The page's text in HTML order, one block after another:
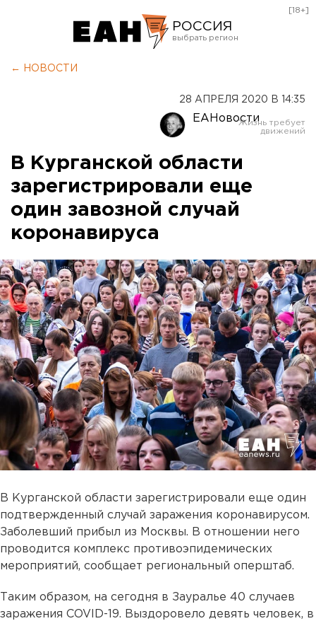
РОССИЯ
Оренбург
[18+]
← НОВОСТИ
28 АПРЕЛЯ 2020 В 14:35
ЕАНовости
В Курганской области
зарегистрировали еще
один завозной случай
коронавируса
В Курганской области зарегистрировали еще один
подтвержденный случай заражения коронавирусом.
Заболевший прибыл из Москвы. В отношении него
проводится комплекс противоэпидемических
мероприятий, сообщает региональный оперштаб.
Таким образом, на сегодня в Зауралье 40 случаев
заражения COVID-19. Выздоровело девять человек, в